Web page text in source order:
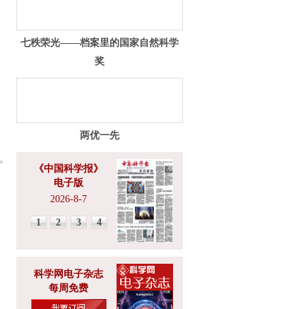
七秩荣光——档案里的国家自然科学
奖
两优一先
《中国科学报》
电子版
2026-8-7
1 2 3 4
科学网电子杂志
每周免费